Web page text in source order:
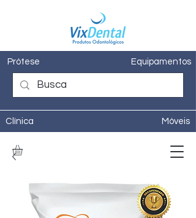
Prótese Equipamentos
Clínica Móveis